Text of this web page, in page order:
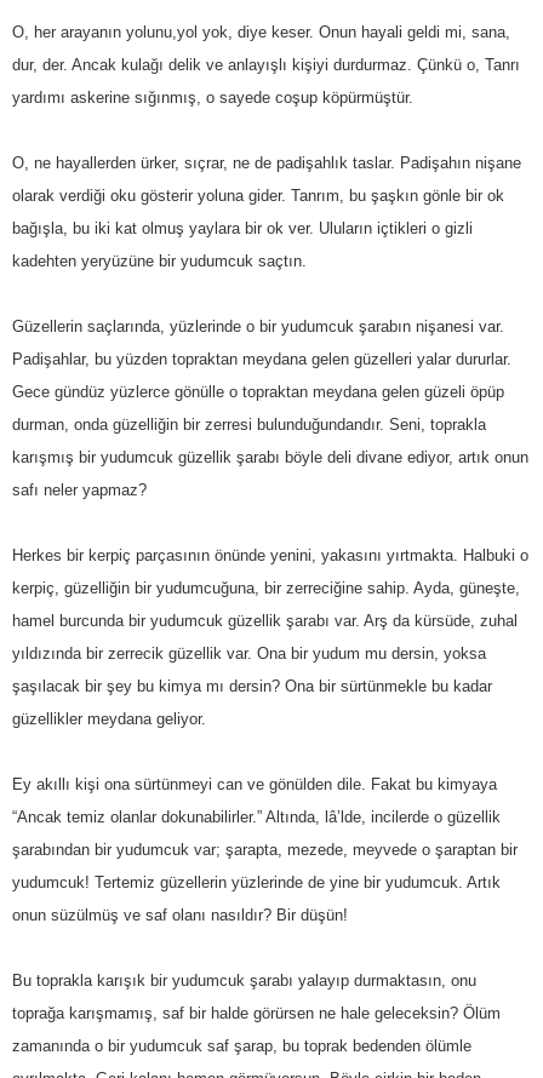
O, her arayanın yolunu,yol yok, diye keser. Onun hayali geldi mi, sana,
dur, der. Ancak kulağı delik ve anlayışlı kişiyi durdurmaz. Çünkü o, Tanrı
yardımı askerine sığınmış, o sayede coşup köpürmüştür.
O, ne hayallerden ürker, sıçrar, ne de padişahlık taslar. Padişahın nişane
olarak verdiği oku gösterir yoluna gider. Tanrım, bu şaşkın gönle bir ok
bağışla, bu iki kat olmuş yaylara bir ok ver. Uluların içtikleri o gizli
kadehten yeryüzüne bir yudumcuk saçtın.
Güzellerin saçlarında, yüzlerinde o bir yudumcuk şarabın nişanesi var.
Padişahlar, bu yüzden topraktan meydana gelen güzelleri yalar dururlar.
Gece gündüz yüzlerce gönülle o topraktan meydana gelen güzeli öpüp
durman, onda güzelliğin bir zerresi bulunduğundandır. Seni, toprakla
karışmış bir yudumcuk güzellik şarabı böyle deli divane ediyor, artık onun
safı neler yapmaz?
Herkes bir kerpiç parçasının önünde yenini, yakasını yırtmakta. Halbuki o
kerpiç, güzelliğin bir yudumcuğuna, bir zerreciğine sahip. Ayda, güneşte,
hamel burcunda bir yudumcuk güzellik şarabı var. Arş da kürsüde, zuhal
yıldızında bir zerrecik güzellik var. Ona bir yudum mu dersin, yoksa
şaşılacak bir şey bu kimya mı dersin? Ona bir sürtünmekle bu kadar
güzellikler meydana geliyor.
Ey akıllı kişi ona sürtünmeyi can ve gönülden dile. Fakat bu kimyaya
“Ancak temiz olanlar dokunabilirler.” Altında, lâ’lde, incilerde o güzellik
şarabından bir yudumcuk var; şarapta, mezede, meyvede o şaraptan bir
yudumcuk! Tertemiz güzellerin yüzlerinde de yine bir yudumcuk. Artık
onun süzülmüş ve saf olanı nasıldır? Bir düşün!
Bu toprakla karışık bir yudumcuk şarabı yalayıp durmaktasın, onu
toprağa karışmamış, saf bir halde görürsen ne hale geleceksin? Ölüm
zamanında o bir yudumcuk saf şarap, bu toprak bedenden ölümle